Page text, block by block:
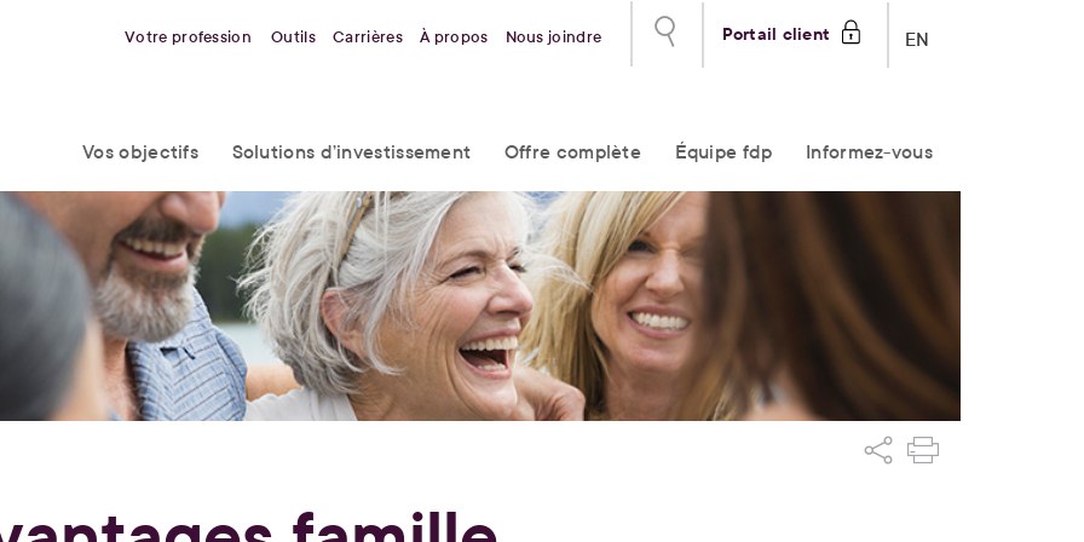
EN
Portail client
Votre profession Outils Carrières À propos Nous joindre
Vos objectifs Solutions d’investissement Offre complète Équipe fdp Informez-vous